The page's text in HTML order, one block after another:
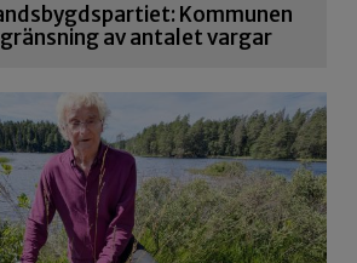
Kommunen
av antalet vargar